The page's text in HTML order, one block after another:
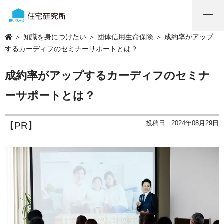
＞ 知識を身につけたい ＞ 団体信用生命保険 ＞ 成約率がアップ
するカーディフのセミナーサポートとは？
成約率がアップするカーディフのセミナ
ーサポートとは？
【PR】 投稿日 : 2024年08月29日